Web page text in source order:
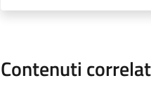
Contenuti